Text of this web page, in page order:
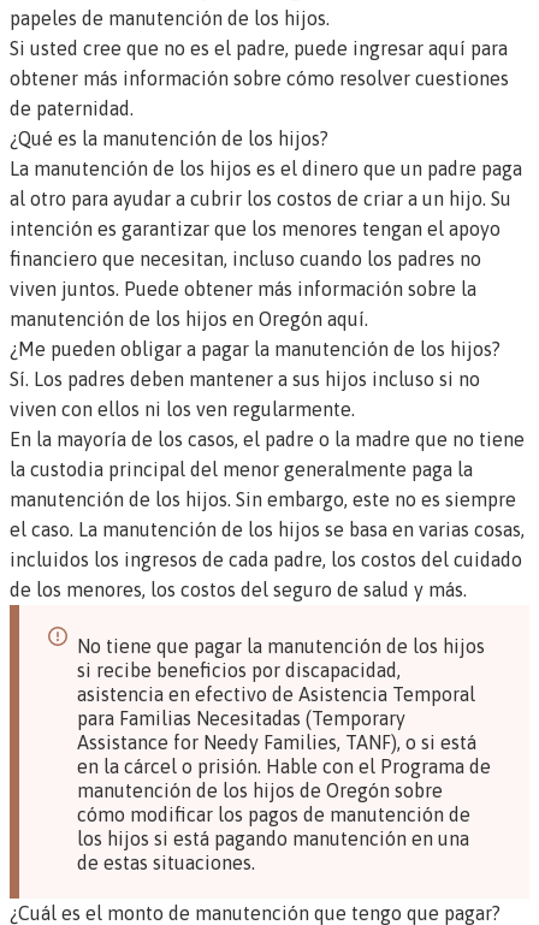
papeles de manutención de los hijos.
Si usted cree que no es el padre, puede ingresar aquí para
obtener más información sobre cómo resolver cuestiones
de paternidad.
¿Qué es la manutención de los hijos?
La manutención de los hijos es el dinero que un padre paga
al otro para ayudar a cubrir los costos de criar a un hijo. Su
intención es garantizar que los menores tengan el apoyo
financiero que necesitan, incluso cuando los padres no
viven juntos. Puede obtener más información sobre la
manutención de los hijos en Oregón aquí.
¿Me pueden obligar a pagar la manutención de los hijos?
Sí. Los padres deben mantener a sus hijos incluso si no
viven con ellos ni los ven regularmente.
En la mayoría de los casos, el padre o la madre que no tiene
la custodia principal del menor generalmente paga la
manutención de los hijos. Sin embargo, este no es siempre
el caso. La manutención de los hijos se basa en varias cosas,
incluidos los ingresos de cada padre, los costos del cuidado
de los menores, los costos del seguro de salud y más.
No tiene que pagar la manutención de los hijos
si recibe beneficios por discapacidad,
asistencia en efectivo de Asistencia Temporal
para Familias Necesitadas (Temporary
Assistance for Needy Families, TANF), o si está
en la cárcel o prisión. Hable con el Programa de
manutención de los hijos de Oregón sobre
cómo modificar los pagos de manutención de
los hijos si está pagando manutención en una
de estas situaciones.
¿Cuál es el monto de manutención que tengo que pagar?